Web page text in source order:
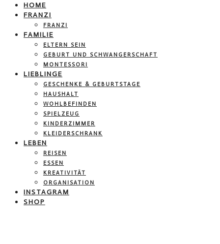
HOME
FRANZI
FRANZI
FAMILIE
ELTERN SEIN
GEBURT UND SCHWANGERSCHAFT
MONTESSORI
LIEBLINGE
GESCHENKE & GEBURTSTAGE
HAUSHALT
WOHLBEFINDEN
SPIELZEUG
KINDERZIMMER
KLEIDERSCHRANK
LEBEN
REISEN
ESSEN
KREATIVITÄT
ORGANISATION
INSTAGRAM
SHOP